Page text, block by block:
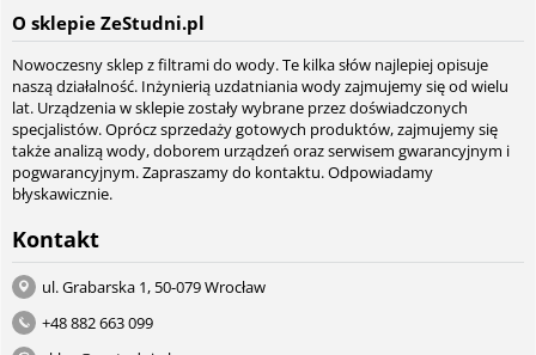
O sklepie ZeStudni.pl
Nowoczesny sklep z filtrami do wody. Te kilka słów najlepiej opisuje
naszą działalność. Inżynierią uzdatniania wody zajmujemy się od wielu
lat. Urządzenia w sklepie zostały wybrane przez doświadczonych
specjalistów. Oprócz sprzedaży gotowych produktów, zajmujemy się
także analizą wody, doborem urządzeń oraz serwisem gwarancyjnym i
pogwarancyjnym. Zapraszamy do kontaktu. Odpowiadamy
błyskawicznie.
Kontakt
ul. Grabarska 1, 50-079 Wrocław
+48 882 663 099